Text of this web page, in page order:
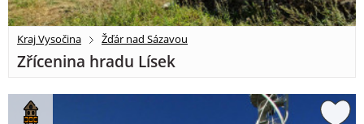
Kraj Vysočina Žďár nad Sázavou
Zřícenina hradu Lísek